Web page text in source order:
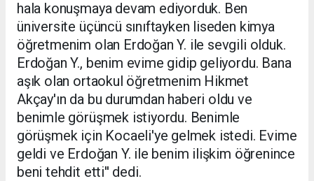
hala konuşmaya devam ediyorduk. Ben
üniversite üçüncü sınıftayken liseden kimya
öğretmenim olan Erdoğan Y. ile sevgili olduk.
Erdoğan Y., benim evime gidip geliyordu. Bana
aşık olan ortaokul öğretmenim Hikmet
Akçay'ın da bu durumdan haberi oldu ve
benimle görüşmek istiyordu. Benimle
görüşmek için Kocaeli'ye gelmek istedi. Evime
geldi ve Erdoğan Y. ile benim ilişkim öğrenince
beni tehdit etti'' dedi.